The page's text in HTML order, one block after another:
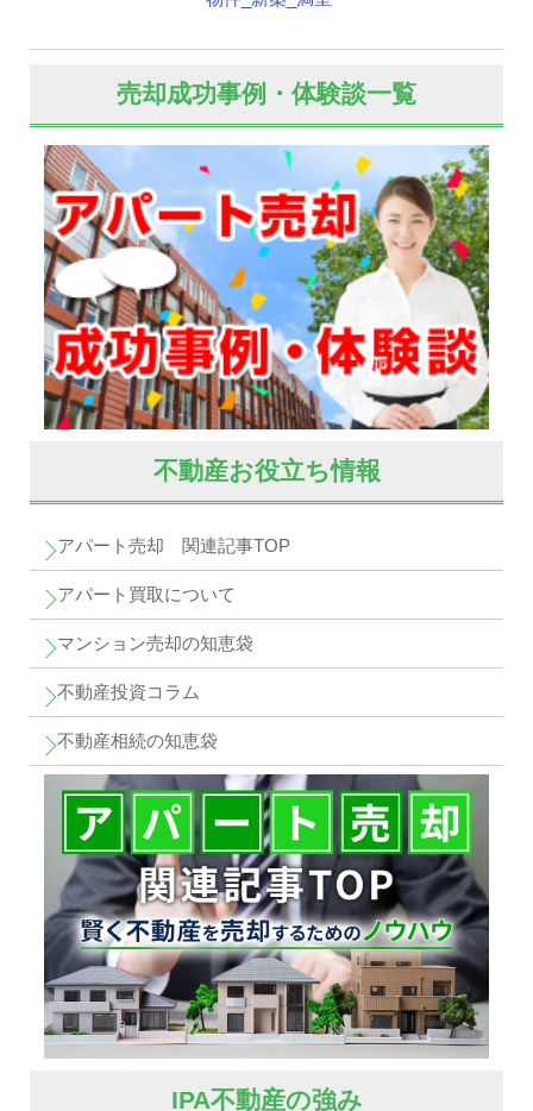
売却成功事例・体験談一覧
不動産お役立ち情報
アパート売却 関連記事TOP
アパート買取について
マンション売却の知恵袋
不動産投資コラム
不動産相続の知恵袋
IPA不動産の強み